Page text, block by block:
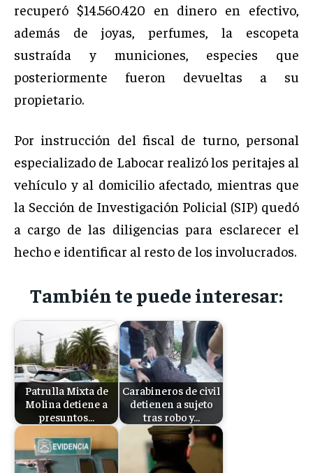
recuperó $14.560.420 en dinero en efectivo,
además de joyas, perfumes, la escopeta
sustraída y municiones, especies que
posteriormente fueron devueltas a su
propietario.
Por instrucción del fiscal de turno, personal
especializado de Labocar realizó los peritajes al
vehículo y al domicilio afectado, mientras que
la Sección de Investigación Policial (SIP) quedó
a cargo de las diligencias para esclarecer el
hecho e identificar al resto de los involucrados.
También te puede interesar:
Patrulla Mixta de
Molina detiene a
presuntos…
Carabineros de civil
detienen a sujeto
tras robo y…